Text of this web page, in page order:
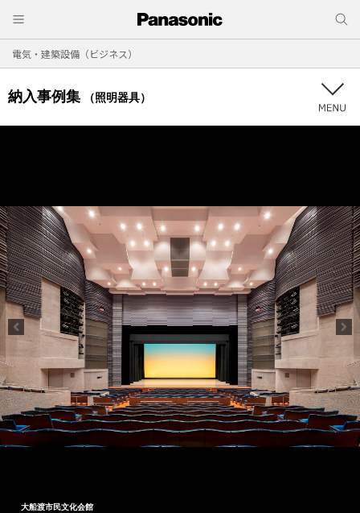
電気・建築設備（ビジネス）
納入事例集 （照明器具）
大船渡市民文化会館